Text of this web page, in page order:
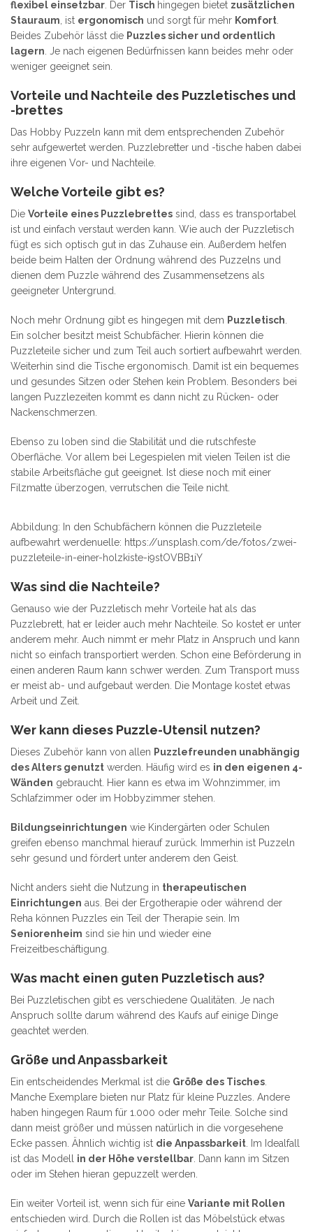
flexibel einsetzbar . Der Tisch hingegen bietet zusätzlichen
Stauraum , ist ergonomisch und sorgt für mehr Komfort
Beides Zubehör lässt die Puzzles sicher und ordentlich
lagern . Je nach eigenen Bedürfnissen kann beides mehr oder
weniger geeignet sein.
Vorteile und Nachteile des Puzzletisches und
-brettes
Das Hobby Puzzeln kann mit dem entsprechenden Zubehör
sehr aufgewertet werden. Puzzlebretter und -tische haben dabei
ihre eigenen Vor- und Nachteile.
Welche Vorteile gibt es?
Die Vorteile eines Puzzlebrettes sind, dass es transportabel
ist und einfach verstaut werden kann. Wie auch der Puzzletisch
fügt es sich optisch gut in das Zuhause ein. Außerdem helfen
beide beim Halten der Ordnung während des Puzzelns und
dienen dem Puzzle während des Zusammensetzens als
geeigneter Untergrund.
Noch mehr Ordnung gibt es hingegen mit dem Puzzletisch
Ein solcher besitzt meist Schubfächer. Hierin können die
Puzzleteile sicher und zum Teil auch sortiert aufbewahrt werden.
Weiterhin sind die Tische ergonomisch. Damit ist ein bequemes
und gesundes Sitzen oder Stehen kein Problem. Besonders bei
langen Puzzlezeiten kommt es dann nicht zu Rücken- oder
Nackenschmerzen.
Ebenso zu loben sind die Stabilität und die rutschfeste
Oberfläche. Vor allem bei Legespielen mit vielen Teilen ist die
stabile Arbeitsfläche gut geeignet. Ist diese noch mit einer
Filzmatte überzogen, verrutschen die Teile nicht.
Abbildung: In den Schubfächern können die Puzzleteile
aufbewahrt werdenuelle: https://unsplash.com/de/fotos/zwei-
puzzleteile-in-einer-holzkiste-i9stOVBB1iY
Was sind die Nachteile?
Genauso wie der Puzzletisch mehr Vorteile hat als das
Puzzlebrett, hat er leider auch mehr Nachteile. So kostet er unter
anderem mehr. Auch nimmt er mehr Platz in Anspruch und kann
nicht so einfach transportiert werden. Schon eine Beförderung in
einen anderen Raum kann schwer werden. Zum Transport muss
er meist ab- und aufgebaut werden. Die Montage kostet etwas
Arbeit und Zeit.
Wer kann dieses Puzzle-Utensil nutzen?
Dieses Zubehör kann von allen Puzzlefreunden unabhängig
des Alters genutzt werden. Häufig wird es in den eigenen 4-
Wänden gebraucht. Hier kann es etwa im Wohnzimmer, im
Schlafzimmer oder im Hobbyzimmer stehen.
Bildungseinrichtungen wie Kindergärten oder Schulen
greifen ebenso manchmal hierauf zurück. Immerhin ist Puzzeln
sehr gesund und fördert unter anderem den Geist.
Nicht anders sieht die Nutzung in therapeutischen
Einrichtungen aus. Bei der Ergotherapie oder während der
Reha können Puzzles ein Teil der Therapie sein. Im
Seniorenheim sind sie hin und wieder eine
Freizeitbeschäftigung.
Was macht einen guten Puzzletisch aus?
Bei Puzzletischen gibt es verschiedene Qualitäten. Je nach
Anspruch sollte darum während des Kaufs auf einige Dinge
geachtet werden.
Größe und Anpassbarkeit
Ein entscheidendes Merkmal ist die Größe des Tisches
Manche Exemplare bieten nur Platz für kleine Puzzles. Andere
haben hingegen Raum für 1.000 oder mehr Teile. Solche sind
dann meist größer und müssen natürlich in die vorgesehene
Ecke passen. Ähnlich wichtig ist die Anpassbarkeit . Im Idealfall
ist das Modell in der Höhe verstellbar . Dann kann im Sitzen
oder im Stehen hieran gepuzzelt werden.
Ein weiter Vorteil ist, wenn sich für eine Variante mit Rollen
entschieden wird. Durch die Rollen ist das Möbelstück etwas